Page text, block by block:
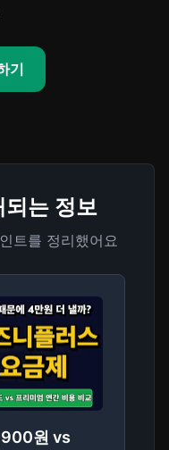
기
되는 정보
트를 정리했어요
원 vs